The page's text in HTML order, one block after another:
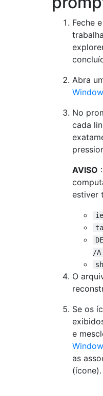
Feche
Abra
No
cada
AVISO
estiver
/A
O
Se os
e
as
(ícone).